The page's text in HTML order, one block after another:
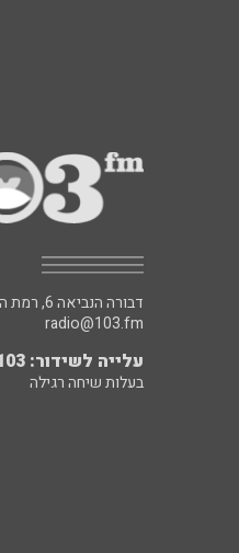
דבורה הנביאה 6, רמת השרון
radio@103.fm
עלייה לשידור: 0552-103-103
בעלות שיחה רגילה